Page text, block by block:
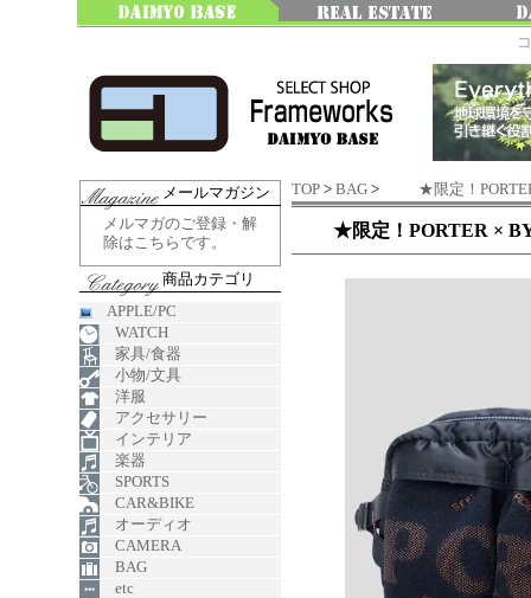
TOP > BAG > ★限定！
★限定！PORTER ×
メールマガジン
メルマガのご登録・解
除はこちらです。
商品カテゴリ
APPLE/PC
WATCH
家具/食器
小物/文具
洋服
アクセサリー
インテリア
楽器
SPORTS
CAR&BIKE
オーディオ
CAMERA
BAG
etc